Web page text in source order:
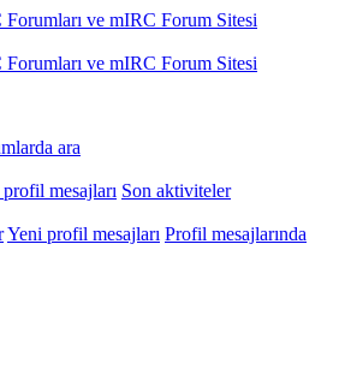
ara
mesajları Son aktiviteler
Yeni profil mesajları Profil mesajlarında